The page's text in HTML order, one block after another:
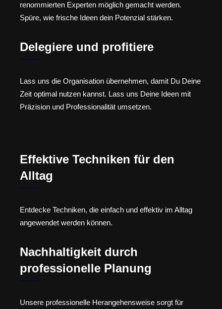
renommierten Experten möglich gemacht werden.
Spüre, wie frische Ideen dein Potenzial stärken.
Delegiere und profitiere
Lass uns die Organisation übernehmen, damit Du Deine
Zeit optimal nutzen kannst. Lass uns Deine Ideen mit
Präzision und Professionalität umsetzen.
Effektive Techniken für den
Alltag
Entdecke Techniken, die einfach und effektiv im Alltag
angewendet werden können.
Nachhaltigkeit durch
professionelle Planung
Unsere professionelle Herangehensweise sorgt für